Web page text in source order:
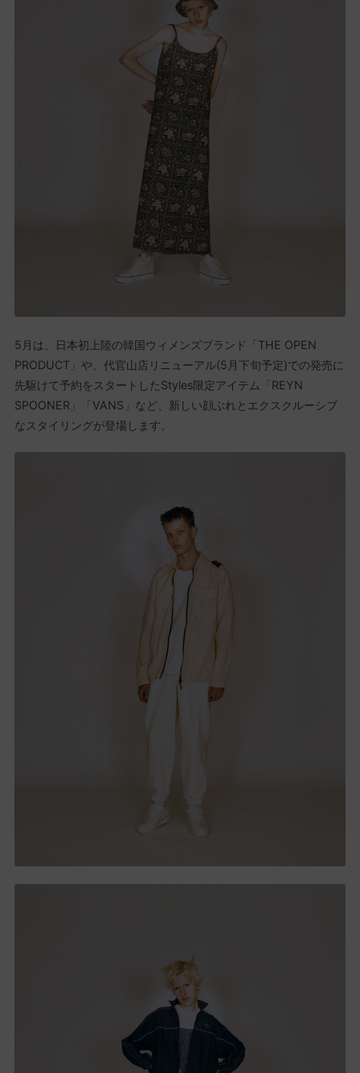
5月は、日本初上陸の韓国ウィメンズブランド「THE OPEN
PRODUCT」や、代官山店リニューアル(5月下旬予定)での発売に
先駆けて予約をスタートしたStyles限定アイテム「REYN
SPOONER」「VANS」など、新しい顔ぶれとエクスクルーシブ
なスタイリングが登場します。